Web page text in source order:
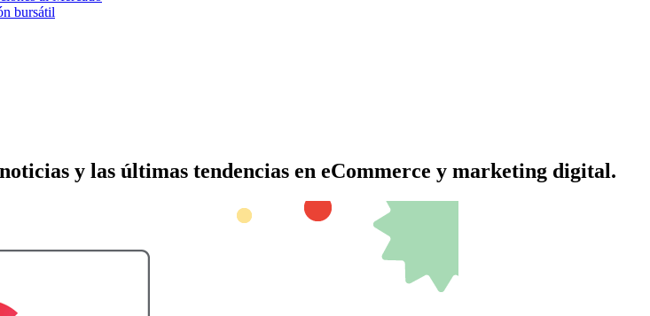
bursátil
y las últimas tendencias en eCommerce y marketing digital.